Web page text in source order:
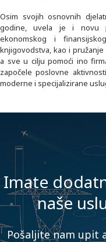
Osim svojih osnovnih
godine, uvela je i novu
ekonomskog i
knjigovodstva, kao i
a sve u cilju pomoći ino
započele poslovne
moderne i specijalizirane
Imate
naše
Pošaljite nam upit